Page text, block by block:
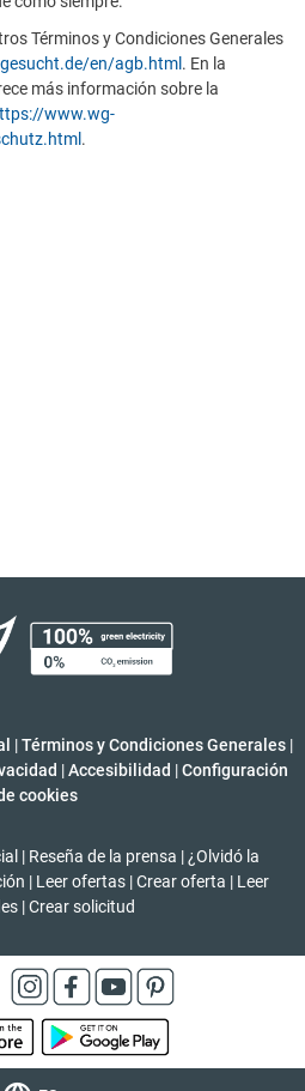
Términos y Condiciones Generales
en/agb.html . En la
más información sobre la
www.wg-
.
|Términos y Condiciones Generales |
| Accesibilidad | Configuración
cookies
| Reseña de la prensa | ¿Olvidó la
| Leer ofertas | Crear oferta | Leer
|Crear solicitud